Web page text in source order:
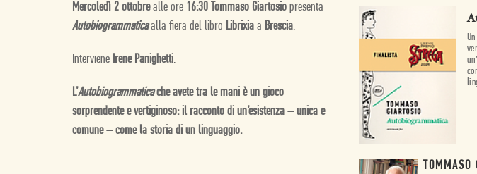
Mercoledì 2 ottobrealle ore 16:30 Tommaso Giartosio presenta
Autobiogrammaticaalla fiera del libro Librixia a Brescia.
Interviene Irene Panighetti.
L’Autobiogrammaticache avete tra le mani è un gioco
sorprendente e vertiginoso: il racconto di un’esistenza – unica e
comune – come la storia di un linguaggio.
TOMMASO